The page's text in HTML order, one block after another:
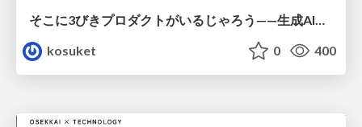
そこに3びきプロダクトがいるじゃろう——生成AI時代における“価値が届かない理由”の構造
kosuket
0 400